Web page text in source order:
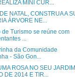
MINI CUR...
NATAL, CONSTRUA A
ÁRVORE NE...
de Turismo se reúne com
...
da Comunidade
- São Gon...
ROSA NO SEU JARDIM
DE 2014 E TIR...